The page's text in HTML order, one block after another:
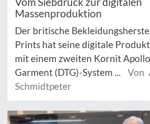
Massenproduktion
Der britische
Prints hat seine digitale
mit einem zweiten Kornit
Garment (DTG)-System ...
Von
Schmidtpeter